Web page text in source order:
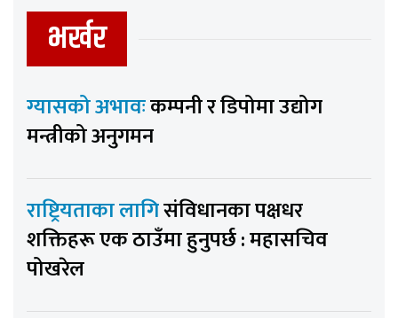
भर्खर
ग्यासको अभावःकम्पनी र डिपोमा उद्योग
मन्त्रीको अनुगमन
राष्ट्रियताका लागिसंविधानका पक्षधर
शक्तिहरू एक ठाउँमा हुनुपर्छ : महासचिव
पोखरेल